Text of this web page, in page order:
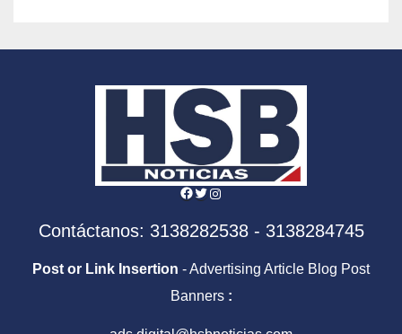
Facebook
Twitter
Instagram
Contáctanos: 3138282538 - 3138284745
Post or Link Insertion - Advertising Article Blog Post
Banners :